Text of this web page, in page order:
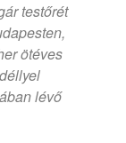
testőrét
ötéves
lévő